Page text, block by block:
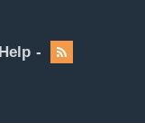
Help